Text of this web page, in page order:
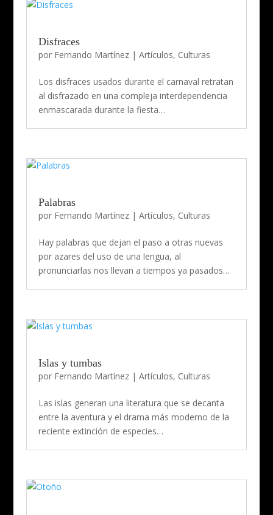
Disfraces
por Fernando Martínez| Artículos, Culturas
Los disfraces usados durante el carnaval retratan
al disfrazado en una compleja interdependencia
enmascarada durante la fiesta…
Palabras
por Fernando Martínez| Artículos, Culturas
Hay palabras que dejan el paso a otras nuevas
por azares del uso de una lengua, al
pronunciarlas nos llevan a tiempos ya pasados…
Islas y tumbas
por Fernando Martínez| Artículos, Culturas
Las islas generan una literatura que se decanta
entre la aventura y el drama más moderno de la
reciente extinción de especies…